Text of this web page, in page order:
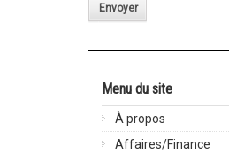
Envoyer
Menu du site
À propos
Affaires/Finance